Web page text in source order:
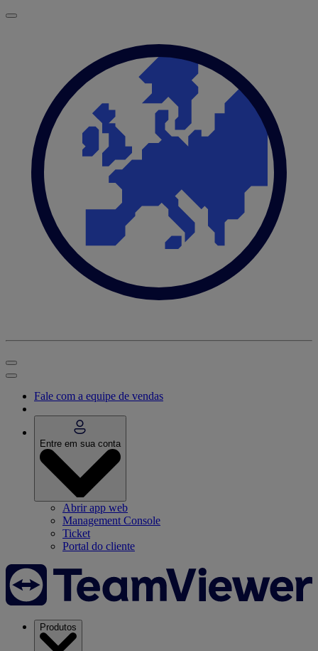
Fale com a equipe de vendas
Entre em sua conta
Abrir app web
Management Console
Ticket
Portal do cliente
Produtos